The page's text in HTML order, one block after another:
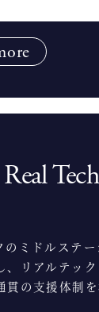
のミドルステ
、リアルテッ
の支援体制を